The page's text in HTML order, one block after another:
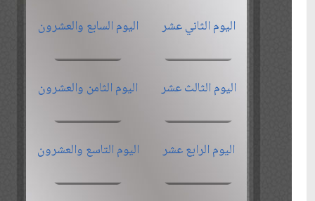
اليوم الثاني عشر اليوم السابع والعشرون
اليوم الثالث عشر اليوم الثامن والعشرون
اليوم الرابع عشر اليوم التاسع والعشرون